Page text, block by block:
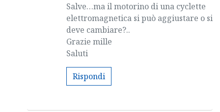
Salve…ma il motorino di una cyclette
elettromagnetica si può aggiustare o si
deve cambiare?..
Grazie mille
Saluti
Rispondi